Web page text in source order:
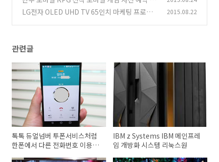
벤트 (0)
LG전자 OLED UHD TV 65인치 마케팅 프로모
2015.08.22
관련글
톡톡 듀얼넘버 투폰서비스처럼
한폰에서 다른 전화번호 이용하
IBM z Systems IBM 메인프레
임 개방화 시스템 리눅스원